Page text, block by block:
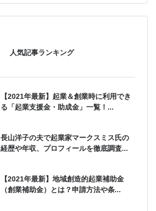
人気記事ランキング
【2021年最新】起業＆創業時に利用でき
る「起業支援金・助成金」一覧！...
長山洋子の夫で起業家マークスミス氏の
経歴や年収、プロフィールを徹底調査...
【2021年最新】地域創造的起業補助金
（創業補助金）とは？申請方法や条...